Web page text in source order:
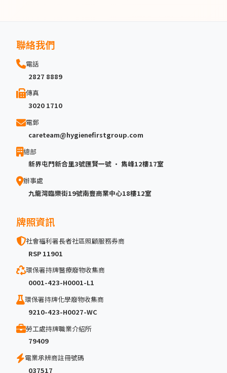
聯絡我們
電話
2827 8889
傳真
3020 1710
電郵
careteam@hygienefirstgroup.com
總部
新界屯門新合里3號匯賢一號 · 雋峰12樓17室
辦事處
九龍灣臨樂街19號南豐商業中心18樓12室
牌照資訊
社會福利署長者社區照顧服務券商
RSP 11901
環保署持牌醫療廢物收集商
0001-423-H0001-L1
環保署持牌化學廢物收集商
9210-423-H0027-WC
勞工處持牌職業介紹所
79409
電業承辨商註冊號碼
037517